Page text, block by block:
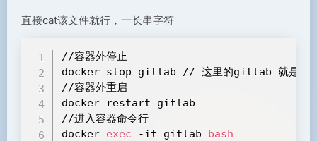
直接cat该文件就行，一长串字符
//容器外停止
docker stop gitlab // 这里的gitlab 就是我们
//容器外重启
docker restart gitlab
//进入容器命令行
docker exec -it gitlab bash